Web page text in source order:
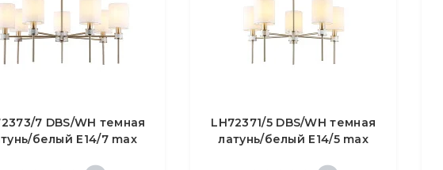
7 DBS/WH темная
белый E14/7 max
LH72371/5 DBS/WH темная
латунь/белый E14/5 max